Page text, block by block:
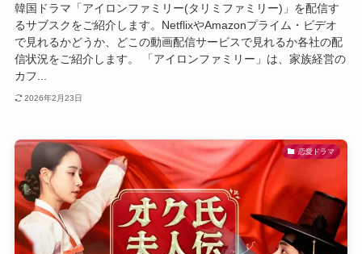
韓国ドラマ「アイロンファミリー(タリミファミリー)」を配信す
るサブスクをご紹介します。NetflixやAmazonプライム・ビデオ
で見れるかどうか、どこの動画配信サービスで見れるか各社の配
信状況をご紹介します。 「アイロンファミリー」は、家族経営の
カフ...
2026年2月23日
恋愛ドラマ